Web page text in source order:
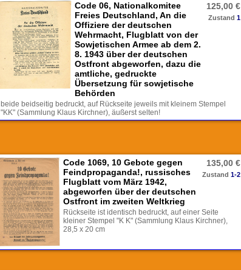
125,00 €
Zustand 1
Code 06, Nationalkomitee
Freies Deutschland, An die
Offiziere der deutschen
Wehrmacht, Flugblatt von der
Sowjetischen Armee ab dem 2.
8. 1943 über der deutschen
Ostfront abgeworfen, dazu die
amtliche, gedruckte
Übersetzung für sowjetische
Behörden
beide beidseitig bedruckt, auf Rückseite jeweils mit kleinem Stempel
"KK" (Sammlung Klaus Kirchner), äußerst selten!
135,00 €
Zustand 1-2
Code 1069, 10 Gebote gegen
Feindpropaganda!, russisches
Flugblatt vom März 1942,
abgeworfen über der deutschen
Ostfront im zweiten Weltkrieg
Rückseite ist identisch bedruckt, auf einer Seite
kleiner Stempel "K K" (Sammlung Klaus Kirchner),
28,5 x 20 cm